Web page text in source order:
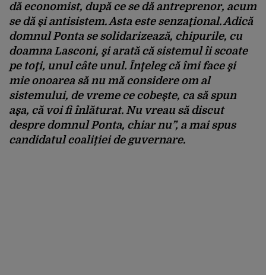
dă economist, după ce se dă antreprenor, acum
se dă şi antisistem. Asta este senzaţional. Adică
domnul Ponta se solidarizează, chipurile, cu
doamna Lasconi, şi arată că sistemul îi scoate
pe toţi, unul câte unul. Înţeleg că îmi face şi
mie onoarea să nu mă considere om al
sistemului, de vreme ce cobeşte, ca să spun
aşa, că voi fi înlăturat. Nu vreau să discut
despre domnul Ponta, chiar nu”, a mai spus
candidatul coaliției de guvernare.